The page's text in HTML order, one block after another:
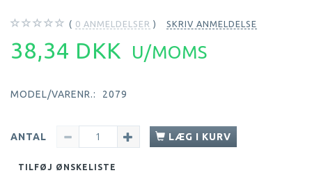
0 ANMELDELSER SKRIV ANMELDELSE
38,34 DKK U/MOMS
MODEL/VARENR.: 2079
ANTAL LÆG I KURV
TILFØJ ØNSKELISTE